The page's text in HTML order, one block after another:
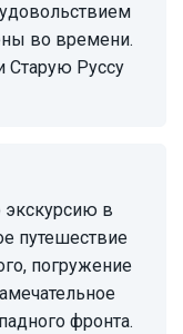
во времени.
Старую Руссу
путешествие
погружение
фронта.